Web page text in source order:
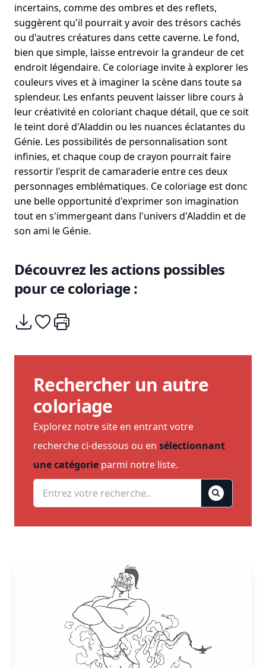
incertains, comme des ombres et des reflets,
suggèrent qu'il pourrait y avoir des trésors cachés
ou d'autres créatures dans cette caverne. Le fond,
bien que simple, laisse entrevoir la grandeur de cet
endroit légendaire. Ce coloriage invite à explorer les
couleurs vives et à imaginer la scène dans toute sa
splendeur. Les enfants peuvent laisser libre cours à
leur créativité en coloriant chaque détail, que ce soit
le teint doré d'Aladdin ou les nuances éclatantes du
Génie. Les possibilités de personnalisation sont
infinies, et chaque coup de crayon pourrait faire
ressortir l'esprit de camaraderie entre ces deux
personnages emblématiques. Ce coloriage est donc
une belle opportunité d'exprimer son imagination
tout en s'immergeant dans l'univers d'Aladdin et de
son ami le Génie.
Découvrez les actions possibles
pour ce coloriage :
Télécharger
Ajouter à mes coups de coeurs
Imprimer
Rechercher un autre
coloriage
Explorez notre site en entrant votre
recherche ci-dessous ou en sélectionnant
une catégorie parmi notre liste.